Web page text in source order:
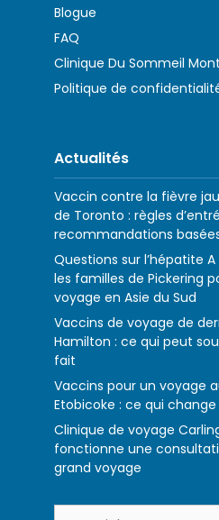
Blogue
FAQ
Clinique Du Sommeil
Politique de
Actualités
Vaccin contre la fièvre
de Toronto : règles
recommandations
Questions sur l’hépatite
les familles de Pickering
voyage en Asie du Sud
Vaccins de voyage de
Hamilton : ce qui peut
fait
Vaccins pour un voyage
Etobicoke : ce qui change
Clinique de voyage
fonctionne une
grand voyage